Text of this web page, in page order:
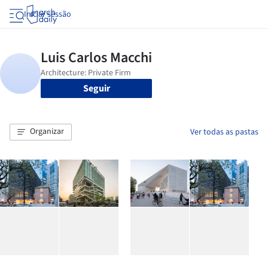
Iniciar sessão
Seguir
Organizar Ver todas as pastas